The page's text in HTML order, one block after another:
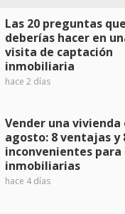
Las 20 preguntas que
deberías hacer en
visita de captación
inmobiliaria
hace 2 días
Vender una vivienda
agosto: 8 ventajas y
inconvenientes para
inmobiliarias
hace 4 días